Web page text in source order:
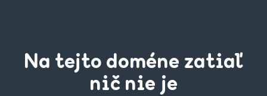
Na tejto doméne zatiaľ
nič nie je